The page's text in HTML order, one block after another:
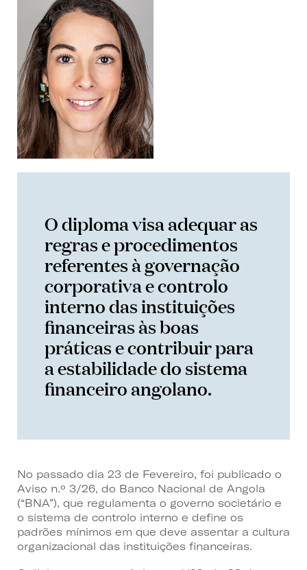
O diploma visa adequar as
regras e procedimentos
referentes à governação
corporativa e controlo
interno das instituições
financeiras às boas
práticas e contribuir para
a estabilidade do sistema
financeiro angolano.
No passado dia 23 de Fevereiro, foi publicado o
Aviso n.º 3/26, do Banco Nacional de Angola
(“BNA”), que regulamenta o governo societário e
o sistema de controlo interno e define os
padrões mínimos em que deve assentar a cultura
organizacional das instituições financeiras.